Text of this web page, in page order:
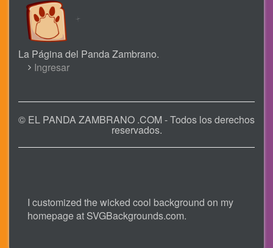
La Página del Panda Zambrano.
USER
MENU
Ingresar
© EL PANDA ZAMBRANO .COM - Todos los derechos
reservados.
I customized the wicked cool background on my
homepage at SVGBackgrounds.com.